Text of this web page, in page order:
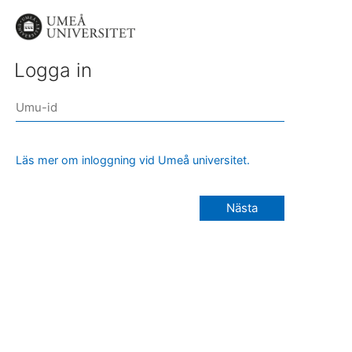
Logga in
Läs mer om inloggning vid Umeå universitet.
Nästa